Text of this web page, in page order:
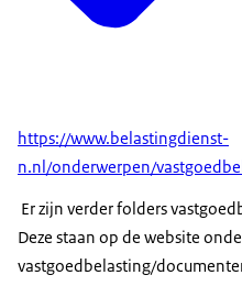
https://www.belastingdienst-
n.nl/onderwerpen/
Er zijn verder folders
Deze staan op de website
vastgoedbelasting/